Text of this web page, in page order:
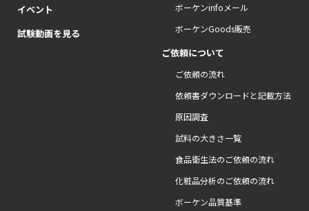
イベント
試験動画を見る
ボーケンinfoメール
ボーケンGoods販売
ご依頼について
ご依頼の流れ
依頼書ダウンロードと記載方法
原因調査
試料の大きさ一覧
食品衛生法のご依頼の流れ
化粧品分析のご依頼の流れ
ボーケン品質基準